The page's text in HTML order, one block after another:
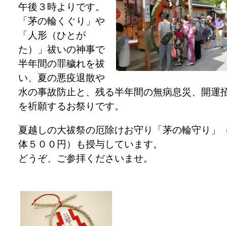
午後３時よりです。
「茅の輪くぐり」や
「人形（ひとが
た）」祓いの神事で
半年間の罪穢れを祓
い、夏の悪疫退散や
水の事故防止と、残る半年間の無病息災、開運
を祈願するお祭りです。
夏越しの大祓祭の厄除けお守り「茅の輪守り」
体５００円）も授与しています。
どうぞ、ご参拝くださいませ。